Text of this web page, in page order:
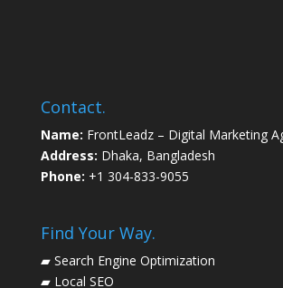
Contact.
Name: FrontLeadz – Digital Marketing
Address: Dhaka, Bangladesh
Phone: +1 304-833-9055
Find Your Way.
▰ Search Engine Optimization
▰ Local SEO